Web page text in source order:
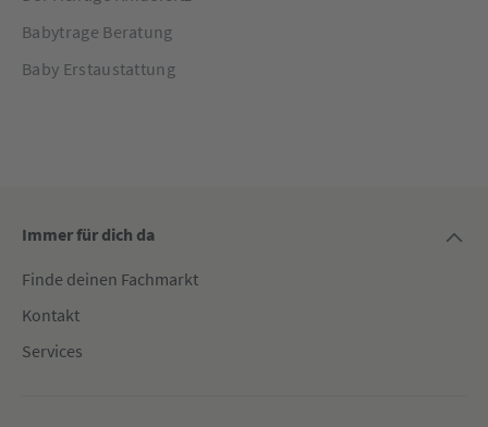
Babytrage Beratung
Baby Erstaustattung
Immer für dich da
Finde deinen Fachmarkt
Kontakt
Services